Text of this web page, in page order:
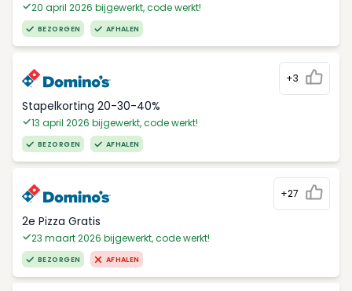
20 april 2026 bijgewerkt, code werkt!
BEZORGEN AFHALEN
+3
Stapelkorting 20-30-40%
13 april 2026 bijgewerkt, code werkt!
BEZORGEN AFHALEN
+27
2e Pizza Gratis
23 maart 2026 bijgewerkt, code werkt!
BEZORGEN AFHALEN